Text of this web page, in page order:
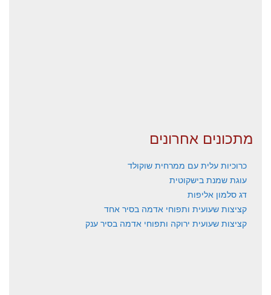
מתכונים אחרונים
כרוכיות עלית עם ממרחית שוקולד
עוגת שמנת בישקוטית
דג סלמון אליפות
קציצות שעועית ותפוחי אדמה בסיר אחד
קציצות שעועית ירוקה ותפוחי אדמה בסיר ענק